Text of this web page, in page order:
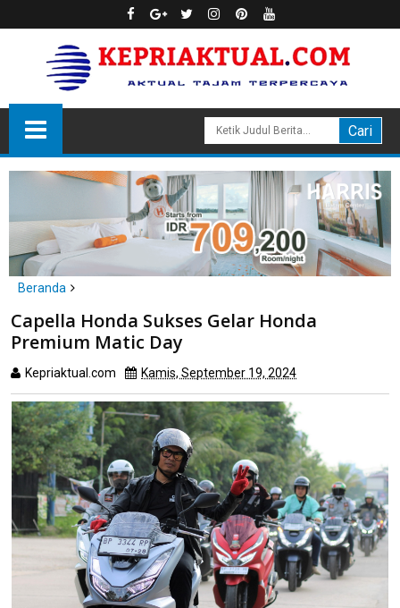
Beranda
Capella Honda Sukses Gelar Honda Premium Matic Day
Capella Honda Sukses Gelar Honda
Premium Matic Day
Kepriaktual.com Kamis, September 19, 2024